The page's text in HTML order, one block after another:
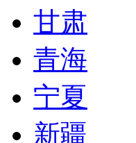
甘肃
青海
宁夏
新疆